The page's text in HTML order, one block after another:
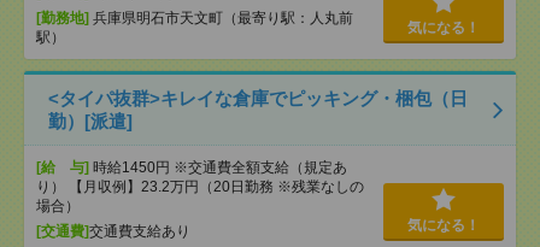
[勤務地] 兵庫県明石市天文町（最寄り駅：人丸前
駅）
気になる！
<タイパ抜群>キレイな倉庫でピッキング・梱包（日
勤）[派遣]
[給 与] 時給1450円 ※交通費全額支給（規定あ
り） 【月収例】23.2万円（20日勤務 ※残業なしの
場合）
[交通費]交通費支給あり
気になる！